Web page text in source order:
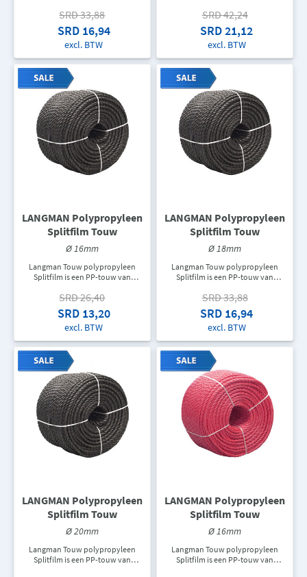
hijskabel, zweeflijn, verschillende
twijnen en verpakkingskabel,
touw voor ladders, trekkoord of
als een doorvoerleiding om allerlei
rol zit er 220M touw. De
aangegeven prijs is de prijs per
meter.
SRD 33,88
SRD 16,94
excl. BTW
hijskabel, zweeflijn, verschillende
twijnen en verpakkingskabel,
touw voor ladders, trekkoord of
als een doorvoerleiding om allerlei
rol zit er 220M touw. De
aangegeven prijs is de prijs per
SRD 42,24
SRD 21,12
excl. BTW
LANGMAN Polypropyleen
Splitfilm Touw
Ø 16mm
Langman Touw polypropyleen
Splitfilm is een PP-touw van
hijskabel, zweeflijn, verschillende
twijnen en verpakkingskabel,
touw voor ladders, trekkoord of
als een doorvoerleiding om allerlei
rol zit er 220M touw. De
aangegeven prijs is de prijs per
meter.
SRD 26,40
SRD 13,20
excl. BTW
LANGMAN Polypropyleen
Splitfilm Touw
Ø 18mm
Langman Touw polypropyleen
Splitfilm is een PP-touw van
hijskabel, zweeflijn, verschillende
twijnen en verpakkingskabel,
touw voor ladders, trekkoord of
als een doorvoerleiding om allerlei
rol zit er 220M touw. De
aangegeven prijs is de prijs per
meter.
SRD 33,88
SRD 16,94
excl. BTW
LANGMAN Polypropyleen
Splitfilm Touw
Ø 20mm
Langman Touw polypropyleen
Splitfilm is een PP-touw van
LANGMAN Polypropyleen
Splitfilm Touw
Ø 16mm
Langman Touw polypropyleen
Splitfilm is een PP-touw van